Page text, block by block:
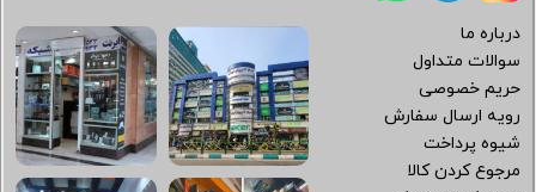
درباره ما
سوالات متداول
حریم خصوصی
رویه ارسال سفارش
شیوه پرداخت
مرجوع کردن کالا